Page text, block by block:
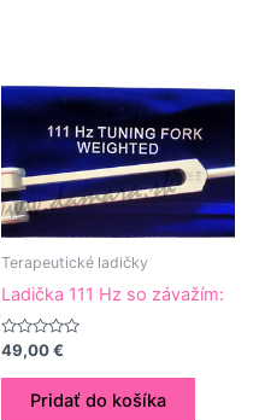
Terapeutické ladičky
Ladička 111 Hz so závažím:
Hodnotenie
z
49,00€
Pridať do košíka